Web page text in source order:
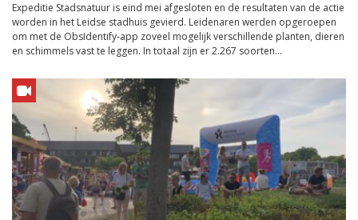
Expeditie Stadsnatuur is eind mei afgesloten en de resultaten van de actie
worden in het Leidse stadhuis gevierd. Leidenaren werden opgeroepen
om met de ObsIdentify-app zoveel mogelijk verschillende planten, dieren
en schimmels vast te leggen. In totaal zijn er 2.267 soorten...